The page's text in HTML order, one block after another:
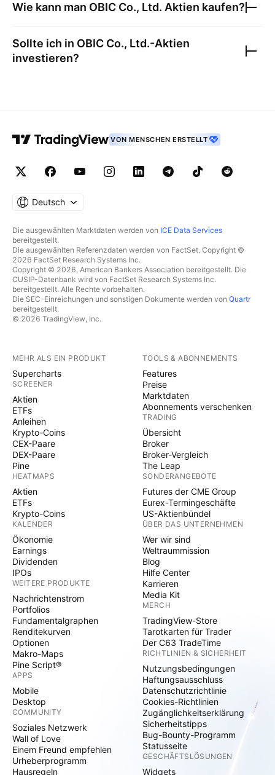
Wie kann man OBIC Co., Ltd. Aktien kaufen?
Sollte ich in OBIC Co., Ltd.-Aktien
investieren?
VON MENSCHEN ERSTELLT
Deutsch
Die ausgewählten Marktdaten werden von ICE Data Services
bereitgestellt.
Die ausgewählten Referenzdaten werden von FactSet. Copyright ©
2026 FactSet Research Systems Inc.
Copyright © 2026, American Bankers Association bereitgestellt. Die
CUSIP-Datenbank wird von FactSet Research Systems Inc.
bereitgestellt. Alle Rechte vorbehalten.
Die SEC-Einreichungen und sonstigen Dokumente werden von Quartr
bereitgestellt.
© 2026 TradingView, Inc.
MEHR ALS EIN PRODUKT
Supercharts
SCREENER
Aktien
ETFs
Anleihen
Krypto-Coins
CEX-Paare
DEX-Paare
Pine
HEATMAPS
Aktien
ETFs
Krypto-Coins
KALENDER
Ökonomie
Earnings
Dividenden
IPOs
WEITERE PRODUKTE
Nachrichtenstrom
Portfolios
Fundamentalgraphen
Renditekurven
Optionen
Makro-Maps
Pine Script®
APPS
Mobile
Desktop
COMMUNITY
Soziales Netzwerk
Wall of Love
Einem Freund empfehlen
Urheberprogramm
Hausregeln
TOOLS & ABONNEMENTS
Features
Preise
Marktdaten
Abonnements verschenken
TRADING
Übersicht
Broker
Broker-Vergleich
The Leap
SONDERANGEBOTE
Futures der CME Group
Eurex-Termingeschäfte
US-Aktienbündel
ÜBER DAS UNTERNEHMEN
Wer wir sind
Weltraummission
Blog
Hilfe Center
Karrieren
Media Kit
MERCH
TradingView-Store
Tarotkarten für Trader
Der C63 TradeTime
RICHTLINIEN & SICHERHEIT
Nutzungsbedingungen
Haftungsausschluss
Datenschutzrichtlinie
Cookies-Richtlinien
Zugänglichkeitserklärung
Sicherheitstipps
Bug-Bounty-Programm
Statusseite
GESCHÄFTSLÖSUNGEN
Widgets